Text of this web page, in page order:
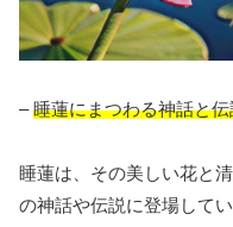
–睡蓮にまつわる神話と伝
睡蓮は、その美しい花と
の神話や伝説に登場してい